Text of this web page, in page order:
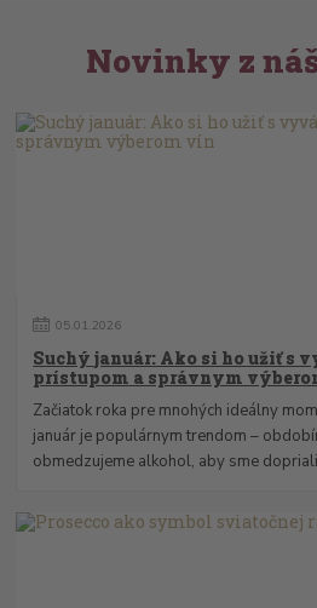
Novinky z
05.01.2026
Suchý január: Ako si ho užiť s
prístupom a správnym
Začiatok roka pre mnohých ideálny
január je populárnym trendom –
obmedzujeme alkohol, aby sme